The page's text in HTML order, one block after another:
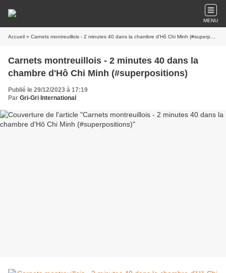
MENU
Accueil » Carnets montreuillois - 2 minutes 40 dans la chambre d'Hô Chi Minh (#superpositions)
Carnets montreuillois - 2 minutes 40 dans la
chambre d'Hô Chi Minh (#superpositions)
Publié le 29/12/2023 à 17:19
Par Gri-Gri International